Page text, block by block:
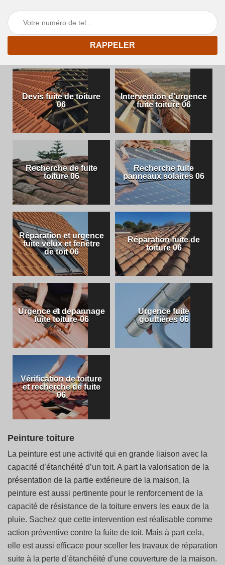
Devis fuite de toiture
06
Intervention d'urgence
fuite toiture 06
Recherche de fuite
toiture 06
Recherche fuite
panneaux solaires 06
Réparation et urgence
fuite velux et fenêtre
de toit 06
Réparation fuite de
toiture 06
Urgence et depannage
fuite toiture-06
Urgence fuite
gouttières 06
Vérification de toiture
et recherche de fuite
06
Peinture toiture
La peinture est une activité qui en grande liaison avec la
capacité d’étanchéité d’un toit. A part la valorisation de la
présentation de la partie extérieure de la maison, la
peinture est aussi pertinente pour le renforcement de la
capacité de résistance de la toiture envers les eaux de la
pluie. Sachez que cette intervention est réalisable comme
action préventive contre la fuite de toit. Mais à part cela,
elle est aussi efficace pour sceller les travaux de réparation
suite à la perte d’étanchéité d’une couverture de la maison.